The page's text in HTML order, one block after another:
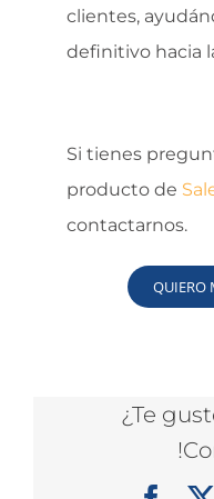
clientes,
definitivo hacia
Si tienes
producto de
contactarnos.
QUIERO
¿Te